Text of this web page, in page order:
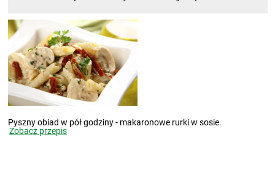
Pyszny obiad w pół godziny - makaronowe rurki w sosie.
Zobacz przepis